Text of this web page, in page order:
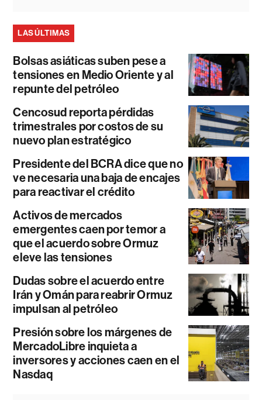
LAS ÚLTIMAS
Bolsas asiáticas suben pese a
tensiones en Medio Oriente y al
repunte del petróleo
Cencosud reporta pérdidas
trimestrales por costos de su
nuevo plan estratégico
Presidente del BCRA dice que no
ve necesaria una baja de encajes
para reactivar el crédito
Activos de mercados
emergentes caen por temor a
que el acuerdo sobre Ormuz
eleve las tensiones
Dudas sobre el acuerdo entre
Irán y Omán para reabrir Ormuz
impulsan al petróleo
Presión sobre los márgenes de
MercadoLibre inquieta a
inversores y acciones caen en el
Nasdaq